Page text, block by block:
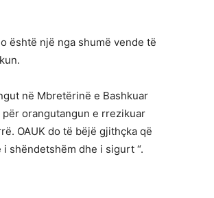
është një nga shumë vende të
në Mbretërinë e Bashkuar
për orangutangun e rrezikuar
OAUK do të bëjë gjithçka që
shëndetshëm dhe i sigurt “.